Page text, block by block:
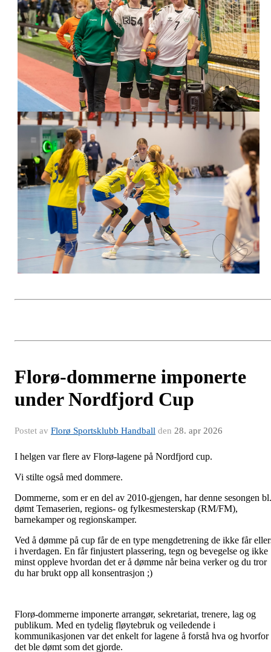
Florø-dommerne imponerte
under Nordfjord Cup
Postet av Florø Sportsklubb Handball den 28. apr 2026
I helgen var flere av Florø-lagene på Nordfjord cup.
Vi stilte også med dommere.
Dommerne, som er en del av 2010-gjengen, har denne sesongen
dømt Temaserien, regions- og fylkesmesterskap (RM/FM),
barnekamper og regionskamper.
Ved å dømme på cup får de en type mengdetrening de ikke får
i hverdagen. En får finjustert plassering, tegn og bevegelse og ikke
minst oppleve hvordan det er å dømme når beina verker og du tror
du har brukt opp all konsentrasjon ;)
Florø-dommerne imponerte arrangør, sekretariat, trenere, lag og
publikum. Med en tydelig fløytebruk og veiledende i
kommunikasjonen var det enkelt for lagene å forstå hva og hvorfor
det ble dømt som det gjorde.